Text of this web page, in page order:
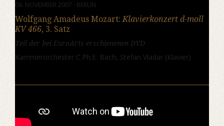
09. NOVEMBER 2007 · BERLIN
Wolfgang Amadeus Mozart:Klavierkonzert d-moll
KV 466, 3. Satz
Teil der bei EuroArts erschienenen DVD
Kammerorchester C.Ph.E. Bach, Stefan Vladar (Klavier)